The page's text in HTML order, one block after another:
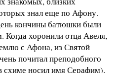
знал еще по Афону.
кончины батюшки были
Когда хоронили отца Авеля,
с Афона, из Святой
почитал преподобного
схиме носил имя Серафим).